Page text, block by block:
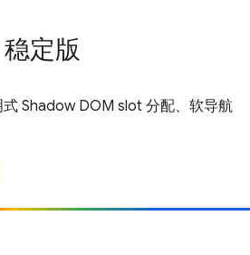
定版
Shadow DOM slot 分配、软导航